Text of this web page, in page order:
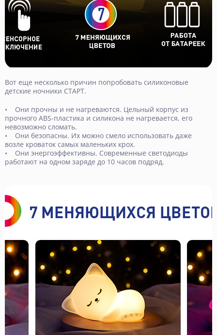
Вот еще несколько причин попробовать силиконовые
детские ночники СТАРТ.
• Они прочны и не нагреваются. Цельный корпус из
прочного ABS-пластика и силикона не нагревается, его
невозможно сломать.
• Они безопасны. Их можно смело использовать даже
возле кроваток самых маленьких крох.
• Они энергоэффективны. Современные светодиоды
работают на одном заряде до 10 часов подряд.